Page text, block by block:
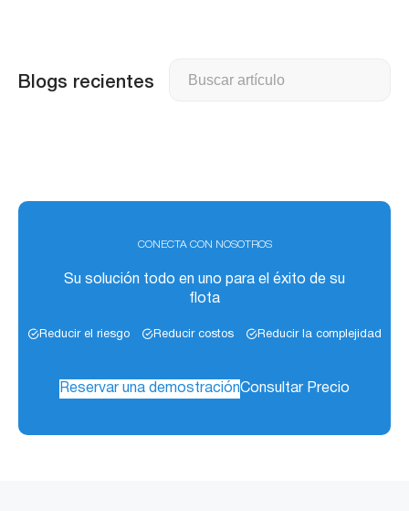
Blogs recientes
CONECTA CON NOSOTROS
Su solución todo en uno para el éxito de su
flota
Reducir el riesgo Reducir costos Reducir la complejidad
Reservar una demostraciónConsultar Precio